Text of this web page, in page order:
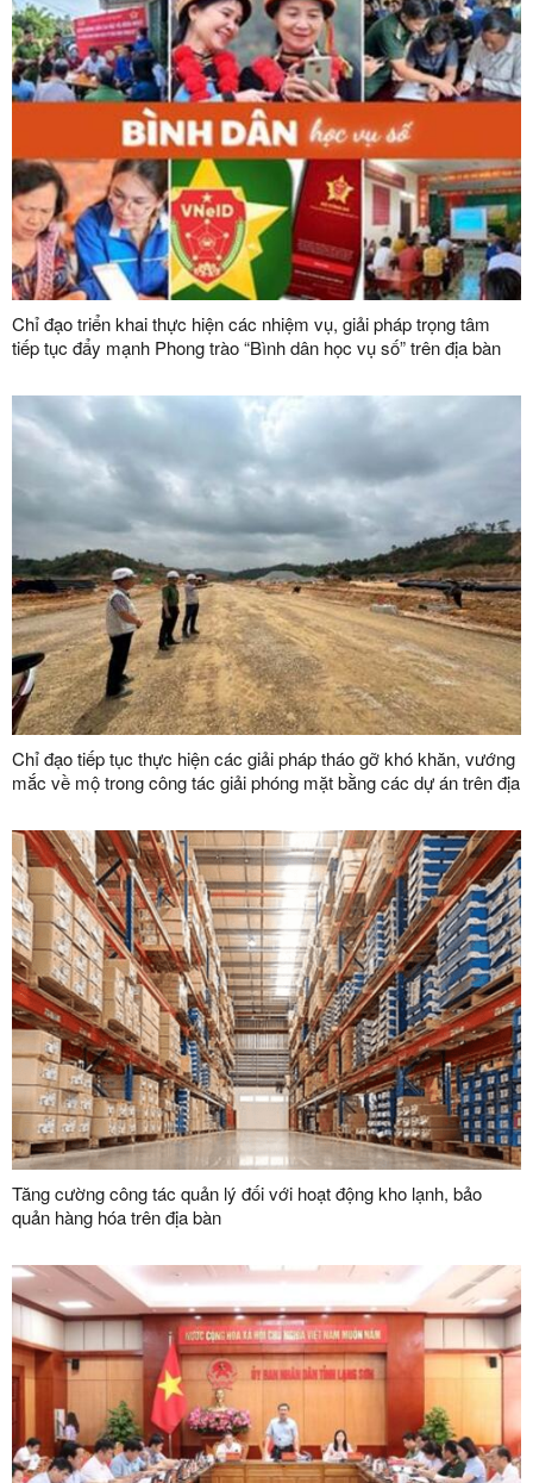
Chỉ đạo triển khai thực hiện các nhiệm vụ, giải pháp trọng tâm
tiếp tục đẩy mạnh Phong trào “Bình dân học vụ số” trên địa bàn
Chỉ đạo tiếp tục thực hiện các giải pháp tháo gỡ khó khăn, vướng
mắc về mộ trong công tác giải phóng mặt bằng các dự án trên địa
Tăng cường công tác quản lý đối với hoạt động kho lạnh, bảo
quản hàng hóa trên địa bàn